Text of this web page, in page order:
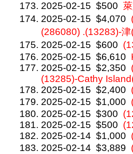
2025-02-15 $500
2025-02-15 $4,070
(286080) .(13283)-
2025-02-15 $600
2025-02-15 $6,610
2025-02-15 $2,350
(13285)-Cathy
2025-02-15 $2,400
2025-02-15 $1,000
2025-02-15 $300
2025-02-15 $500
2025-02-14 $1,000
2025-02-14 $3,889